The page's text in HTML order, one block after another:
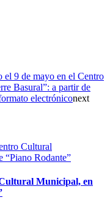
el 9 de mayo en el Centro
Basural”: a partir de
electróniconext
Municipal, en